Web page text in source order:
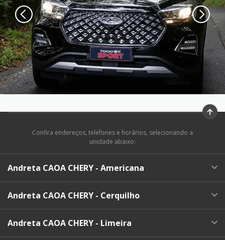
Confira endereços, telefones e horários, selecionando a
unidade abaixo:
Andreta CAOA CHERY - Americana
Andreta CAOA CHERY - Cerquilho
Andreta CAOA CHERY - Limeira